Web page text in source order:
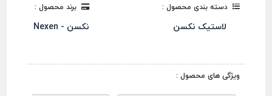
دسته بندی محصول :
لاستیک نکسن
برند محصول :
نکسن - Nexen
ویژگی های محصول :